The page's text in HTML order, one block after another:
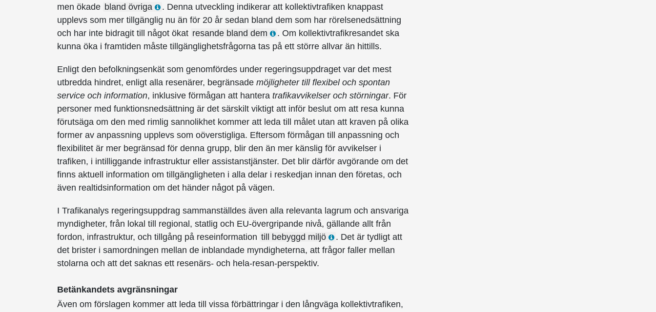
men ökade bland övriga
. Denna utveckling indikerar att kollektiv­trafiken knappast
upplevs som mer tillgänglig nu än för 20 år sedan bland dem som har rörelse­nedsättning
och har inte bidragit till något ökat resande bland dem
. Om kollektiv­trafik­resandet ska
kunna öka i framtiden måste tillgänglighetsfrågorna tas på ett större allvar än hittills.
Enligt den befolkningsenkät som genomfördes under regeringsuppdraget var det mest
utbredda hindret, enligt alla resenärer, begränsade möjligheter till flexibel och spontan
service och information, inklusive förmågan att hantera trafikavvikelser och störningar. För
personer med funktionsnedsättning är det särskilt viktigt att inför beslut om att resa kunna
förutsäga om den med rimlig sannolikhet kommer att leda till målet utan att kraven på olika
former av anpassning upplevs som oöverstigliga. Eftersom förmågan till anpassning och
flexibilitet är mer begränsad för denna grupp, blir den än mer känslig för avvikelser i
trafiken, i intilliggande infrastruktur eller assistans­tjänster. Det blir därför avgörande om det
finns aktuell information om tillgängligheten i alla delar i reskedjan innan den företas, och
även realtidsinformation om det händer något på vägen.
I Trafikanalys regeringsuppdrag sammanställdes även alla relevanta lagrum och ansvariga
myndigheter, från lokal till regional, statlig och EU-övergripande nivå, gällande allt från
fordon, infrastruktur, och tillgång på reseinformation till bebyggd miljö
. Det är tydligt att
det brister i samordningen mellan de inblandade myndigheterna, att frågor faller mellan
stolarna och att det saknas ett resenärs- och hela-resan-perspektiv.
Betänkandets avgränsningar
Även om förslagen kommer att leda till vissa förbättringar i den långväga kollektiv­trafiken,